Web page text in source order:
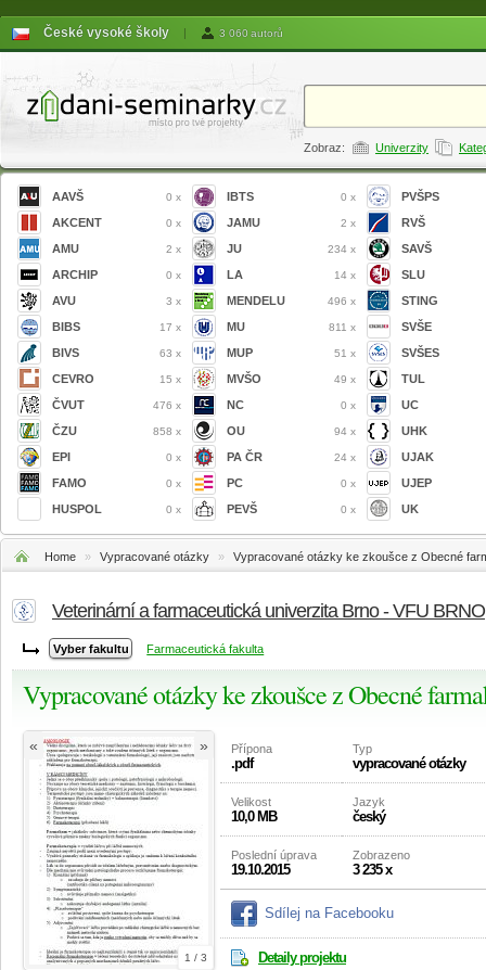
České vysoké školy | 3 060 autorů
Zobraz: Univerzity
AAVŠ 0 x
AKCENT 0 x
AMU 2 x
ARCHIP 0 x
AVU 3 x
BIBS 17 x
BIVS 63 x
CEVRO 15 x
ČVUT 476 x
ČZU 858 x
EPI 0 x
FAMO 0 x
HUSPOL 0 x
IBTS 0 x
JAMU 2 x
JU 234 x
LA 14 x
MENDELU 496 x
MU 811 x
MUP 51 x
MVŠO 49 x
NC 0 x
OU 94 x
PA ČR 24 x
PC 0 x
PEVŠ 0 x
PVŠPS
RVŠ
SAVŠ
SLU
STING
SVŠE
SVŠES
TUL
UC
UHK
UJAK
UJEP
UK
Home » Vypracované otázky » Vypracované otázky ke zkoušce z Obecné
Veterinární a farmaceutická univerzita Brno - VFU BRNO
Farmaceutická fakulta
Vypracované otázky ke zkoušce z Obecné
1 / 3
« » Přípona
.pdf
Typ
vypracované otázky
Velikost
10,0 MB
Jazyk
český
Poslední úprava
19.10.2015
Zobrazeno
3 235 x
Sdílej na Facebooku
Detaily projektu